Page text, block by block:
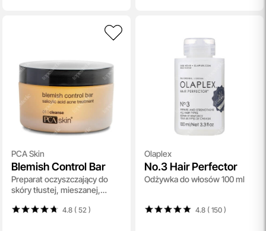
PCA Skin
Blemish Control Bar
Preparat oczyszczający do
skóry tłustej, mieszanej,
4.8 ( 52 )
Olaplex
No.3 Hair Perfector
Odżywka do włosów 100 ml
4.8 ( 150)